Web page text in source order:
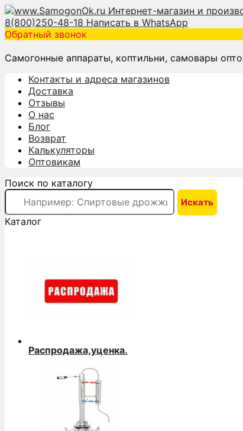
8(800)250-48-18 Написать в WhatsApp
Обратный звонок
Самогонные аппараты, коптильни, самовары
Контакты и адреса магазинов
Доставка
Отзывы
О нас
Блог
Возврат
Калькуляторы
Оптовикам
Поиск по каталогу
Каталог
Распродажа,уценка.